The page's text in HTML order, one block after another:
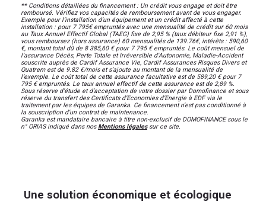
** Conditions détaillées du financement : Un crédit vous engage et doit être
remboursé. Vérifiez vos capacités de remboursement avant de vous engager.
Exemple pour l’installation d’un équipement et un crédit affecté à cette
installation : pour 7 795€ empruntés avec une mensualité de crédit sur 60 mois
au Taux Annuel Effectif Global (TAEG) fixe de 2,95 % (taux débiteur fixe 2,91 %),
vous remboursez (hors assurance) 60 mensualités de 139.76€, intérêts : 590,60
€, montant total dû de 8 385,60 € pour 7 795 € empruntés. Le coût mensuel de
l’assurance Décès, Perte Totale et Irréversible d’Autonomie, Maladie-Accident
souscrite auprès de Cardif Assurance Vie, Cardif Assurances Risques Divers et
Quatrem est de 9.82 €/mois et s’ajoute au montant de la mensualité de
l’exemple. Le coût total de cette assurance facultative est de 589,20 € pour 7
795 € empruntés. Le taux annuel effectif de cette assurance est de 2,89 %.
Sous réserve d’étude et d’acceptation de votre dossier par Domofinance et sous
réserve du transfert des Certificats d’Economies d’Energie à EDF via le
traitement par les équipes de Garanka. Ce financement n’est pas conditionné à
la souscription d’un contrat de maintenance.
Garanka est mandataire bancaire à titre non-exclusif de DOMOFINANCE sous le
n° ORIAS indiqué dans nosMentions légalessur ce site.
Une solution économique et écologique